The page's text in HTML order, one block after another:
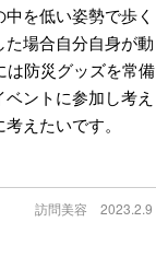
を低い姿勢で歩く
場合自分自身が動
は防災グッズを常備
ントに参加し考え
えたいです。
訪問美容 2023.2.9